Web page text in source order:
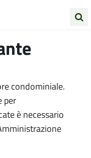
Albinea
condominiale.
per
è necessario